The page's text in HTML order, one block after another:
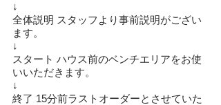
↓
全体説明 スタッフより事前説明がござい
ます。
↓
スタート ハウス前のベンチエリアをお使
いいただきます。
↓
終了 15分前ラストオーダーとさせていた